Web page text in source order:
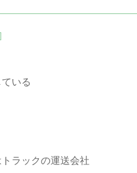
いる
ラックの運送会社